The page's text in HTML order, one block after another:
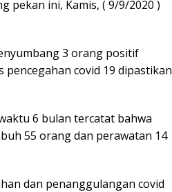
pekan ini, Kamis, ( 9/9/2020 )
3 orang positif
covid 19 dipastikan
6 bulan tercatat bahwa
55 orang dan perawatan 14
dan penanggulangan covid